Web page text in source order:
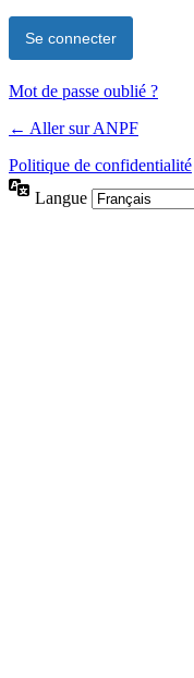
Mot de passe oublié ?
← Aller sur ANPF
Politique de confidentialité
Langue